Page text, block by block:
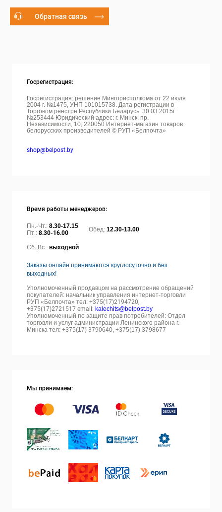
Обратная связь
Госрегистрация:
Госрегистрация: решение Мингорисполкома от 22 июля
2004 г. №1475, УНП 101015738. Дата регистрации в
Торговом реестре Республики Беларусь: 30.03.2015г
№253444 Юридический адрес: г. Минск, пр.
Независимости, 10, 220050 Интернет-магазин товаров
белорусских производителей © РУП «Белпочта»
shop@belpost.by
Время работы менеджеров:
Пн.-Чт.: 8.30-17.15
Пт.: 8.30-16.00 Обед: 12.30-13.00
Сб.,Вс.: выходной
Заказы онлайн принимаются круглосуточно и без
выходных!
Уполномоченный продавцом на рассмотрение обращений
покупателей: начальник управления интернет-торговли
РУП «Белпочта» тел: +375(17)2194720,
+375(17)2721517 email: kalechits@belpost.by
Уполномоченный по защите прав потребителей: Отдел
торговли и услуг администрации Ленинского района г.
Минска тел: +375(17) 3790640, +375(17) 3798677
Мы принимаем: